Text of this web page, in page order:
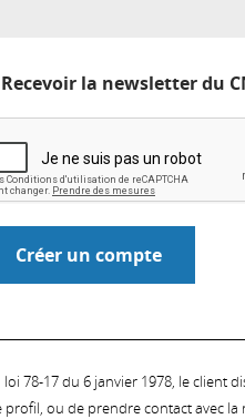
Recevoir la newsletter du
78-17 du 6 janvier 1978, le client
ou de prendre contact avec